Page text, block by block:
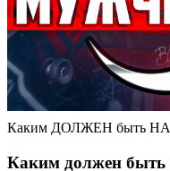
Каким ДОЛЖЕН быть
Каким должен